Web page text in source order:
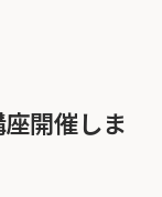
開催しま